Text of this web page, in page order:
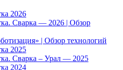
2026
Сварка — 2026 | Обзор
| Обзор технологий
2025
Сварка – Урал — 2025
2024